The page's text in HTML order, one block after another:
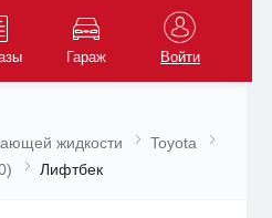
Гараж Войти
жидкости
Toyota
Лифтбек